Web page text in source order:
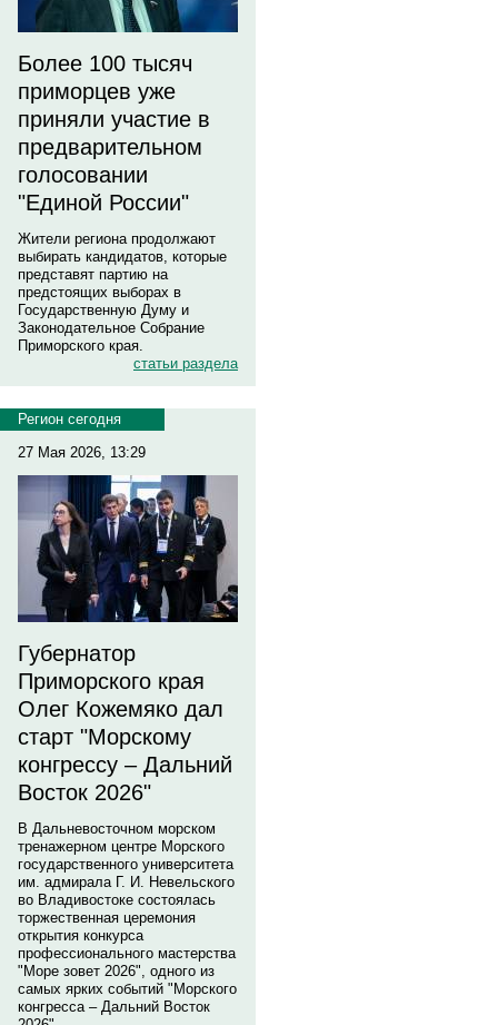
Более 100 тысяч
приморцев уже
приняли участие в
предварительном
голосовании
"Единой России"
Жители региона продолжают
выбирать кандидатов, которые
представят партию на
предстоящих выборах в
Государственную Думу и
Законодательное Собрание
Приморского края.
статьи раздела
Регион сегодня
27 Мая 2026, 13:29
Губернатор
Приморского края
Олег Кожемяко дал
старт "Морскому
конгрессу – Дальний
Восток 2026"
В Дальневосточном морском
тренажерном центре Морского
государственного университета
им. адмирала Г. И. Невельского
во Владивостоке состоялась
торжественная церемония
открытия конкурса
профессионального мастерства
"Море зовет 2026", одного из
самых ярких событий "Морского
конгресса – Дальний Восток